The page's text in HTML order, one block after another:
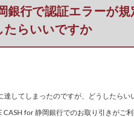
銀行で認証エラーが
たらいいですか
達してしまったのですが、どうしたらい
for 静岡銀行でのお取り引きがご利